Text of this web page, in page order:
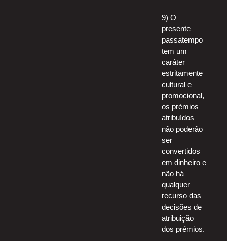
9) O
presente
passatempo
tem um
caráter
estritamente
cultural e
promocional,
os prémios
atribuídos
não poderão
ser
convertidos
em dinheiro e
não há
qualquer
recurso das
decisões de
atribuição
dos prémios.